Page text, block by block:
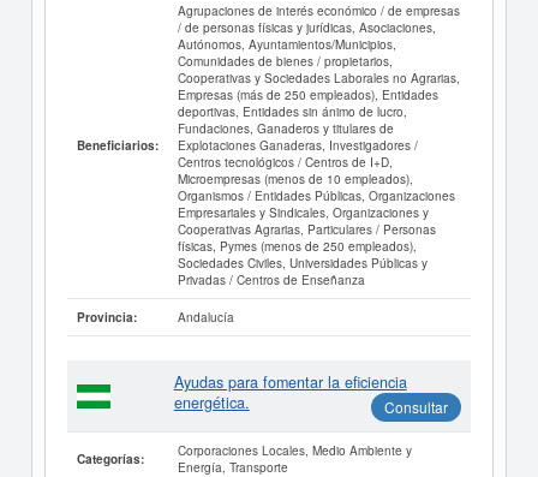
Beneficiarios:
Agrupaciones de interés económico / de empresas
/ de personas físicas y jurídicas, Asociaciones,
Autónomos, Ayuntamientos/Municipios,
Comunidades de bienes / propietarios,
Cooperativas y Sociedades Laborales no Agrarias,
Empresas (más de 250 empleados), Entidades
deportivas, Entidades sin ánimo de lucro,
Fundaciones, Ganaderos y titulares de
Explotaciones Ganaderas, Investigadores /
Centros tecnológicos / Centros de I+D,
Microempresas (menos de 10 empleados),
Organismos / Entidades Públicas, Organizaciones
Empresariales y Sindicales, Organizaciones y
Cooperativas Agrarias, Particulares / Personas
físicas, Pymes (menos de 250 empleados),
Sociedades Civiles, Universidades Públicas y
Privadas / Centros de Enseñanza
Provincia: Andalucía
Ayudas para fomentar la eficiencia
energética.
Consultar
Categorías:
Corporaciones Locales, Medio Ambiente y
Energía, Transporte